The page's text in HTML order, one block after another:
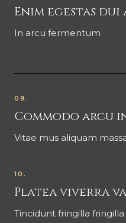
Enim egestas dui
In arcu fermentum
09.
Commodo arcu
Vitae mus aliquam
10.
Platea viverra
Tincidunt fringilla